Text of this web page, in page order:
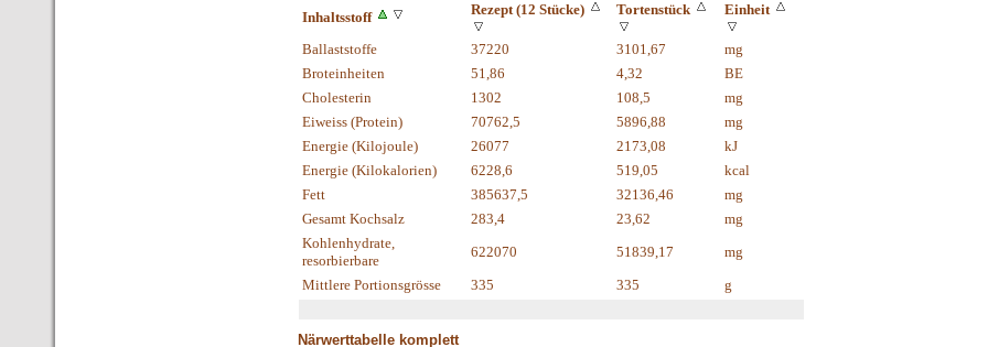
Inhaltsstoff
Rezept (12 Stücke) Tortenstück Einheit
Ballaststoffe 37220 3101,67
mg
Broteinheiten
51,86 4,32
BE
Cholesterin
1302 108,5
mg
Eiweiss (Protein)
70762,5 5896,88
mg
Energie (Kilojoule)
26077 2173,08
kJ
Energie (Kilokalorien)
6228,6 519,05
kcal
Fett
385637,5 32136,46
mg
Gesamt Kochsalz
283,4 23,62
mg
Kohlenhydrate,
resorbierbare
622070 51839,17
mg
Mittlere Portionsgrösse
335 335 g
Närwerttabelle komplett